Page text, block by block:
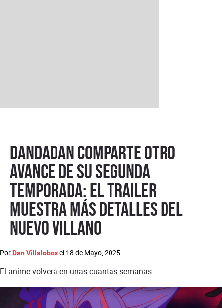
DANDADAN comparte otro
avance de su segunda
temporada: el trailer
muestra más detalles del
nuevo villano
Por Dan Villalobosel 18 de Mayo, 2025
El anime volverá en unas cuantas semanas.